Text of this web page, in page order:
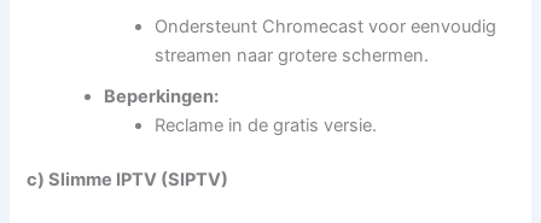
Ondersteunt Chromecast voor eenvoudig
streamen naar grotere schermen.
Beperkingen:
Reclame in de gratis versie.
c) Slimme IPTV (SIPTV)